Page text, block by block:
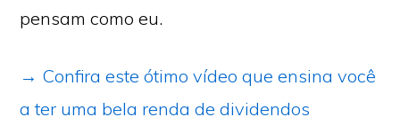
pensam como eu.
→ Confira este ótimo vídeo que ensina você
a ter uma bela renda de dividendos